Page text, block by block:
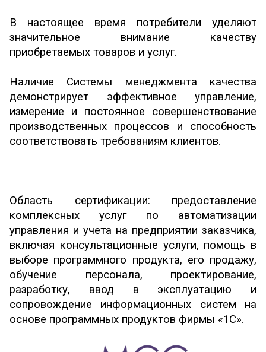
В настоящее время потребители уделяют
значительное внимание качеству
приобретаемых товаров и услуг.
Наличие Системы менеджмента качества
демонстрирует эффективное управление,
измерение и постоянное совершенствование
производственных процессов и способность
соответствовать требованиям клиентов.
Область сертификации: предоставление
комплексных услуг по автоматизации
управления и учета на предприятии заказчика,
включая консультационные услуги, помощь в
выборе программного продукта, его продажу,
обучение персонала, проектирование,
разработку, ввод в эксплуатацию и
сопровождение информационных систем на
основе программных продуктов фирмы «1С».